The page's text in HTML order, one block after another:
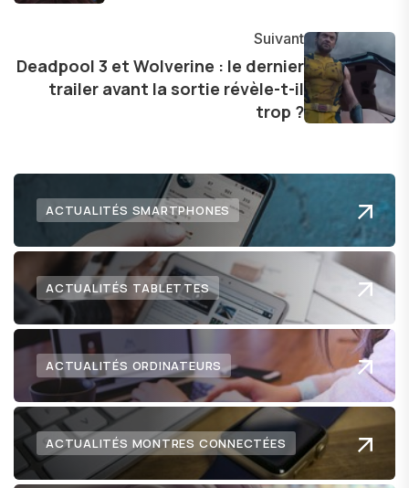
Suivant
Deadpool 3 et Wolverine : le dernier
trailer avant la sortie révèle-t-il
trop ?
ACTUALITÉS SMARTPHONES
ACTUALITÉS TABLETTES
ACTUALITÉS ORDINATEURS
ACTUALITÉS MONTRES CONNECTÉES